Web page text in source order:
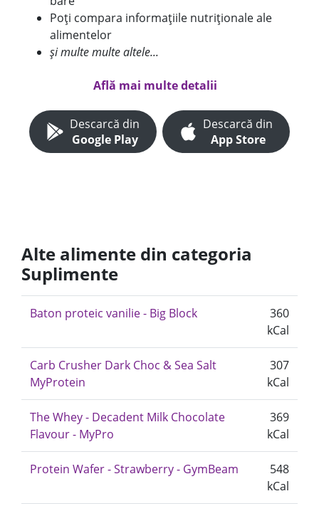
Poți compara informațiile nutriționale ale
alimentelor
și multe multe altele...
Află mai multe detalii
Descarcă din
Google Play
Descarcă din
App Store
Alte alimente din categoria
Suplimente
Baton proteic vanilie - Big Block
360
kCal
Carb Crusher Dark Choc & Sea Salt
MyProtein
307
kCal
The Whey - Decadent Milk Chocolate
Flavour - MyPro
369
kCal
Protein Wafer - Strawberry - GymBeam
548
kCal